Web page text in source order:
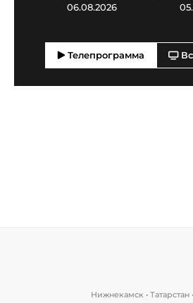
06.08.2026
Телепрограмма
Нижнекамск • Татарстан